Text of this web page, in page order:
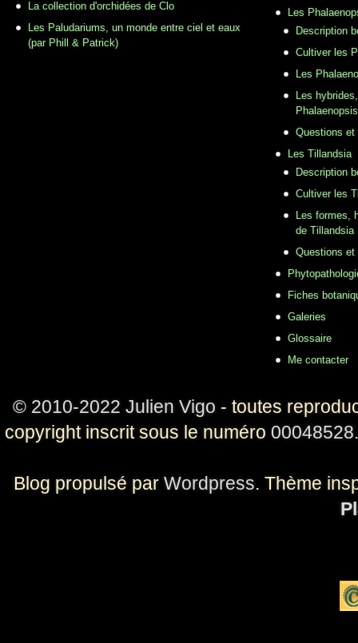
La collection d'orchidées de Clo
Les Paludariums, un monde entre ciel et eaux
(par Phill & Patrick)
Les
Description
Cultiver les
Les
Les
Phalaenopsis
Questions et
Les Tillandsia
Description
Cultiver les
Les formes,
de Tillandsia
Questions et
Fiches
Galeries
Glossaire
Me contacter
© 2010-2022 Julien Vigo - toutes
copyright inscrit sous le numéro 00048528
Blog propulsé par Wordpress. Thème